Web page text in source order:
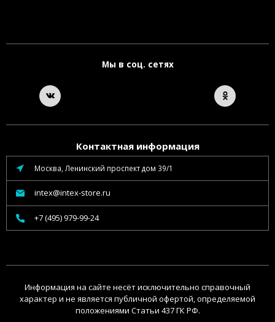
Мы в соц. сетях
Контактная информация
Москва, Ленинский проспект дом 39/1
intex@intex-store.ru
+7 (495) 979-99-24
Информация на сайте несёт исключительно справочный
характер и не является публичной офертой, определяемой
положениями Статьи 437 ГК РФ.